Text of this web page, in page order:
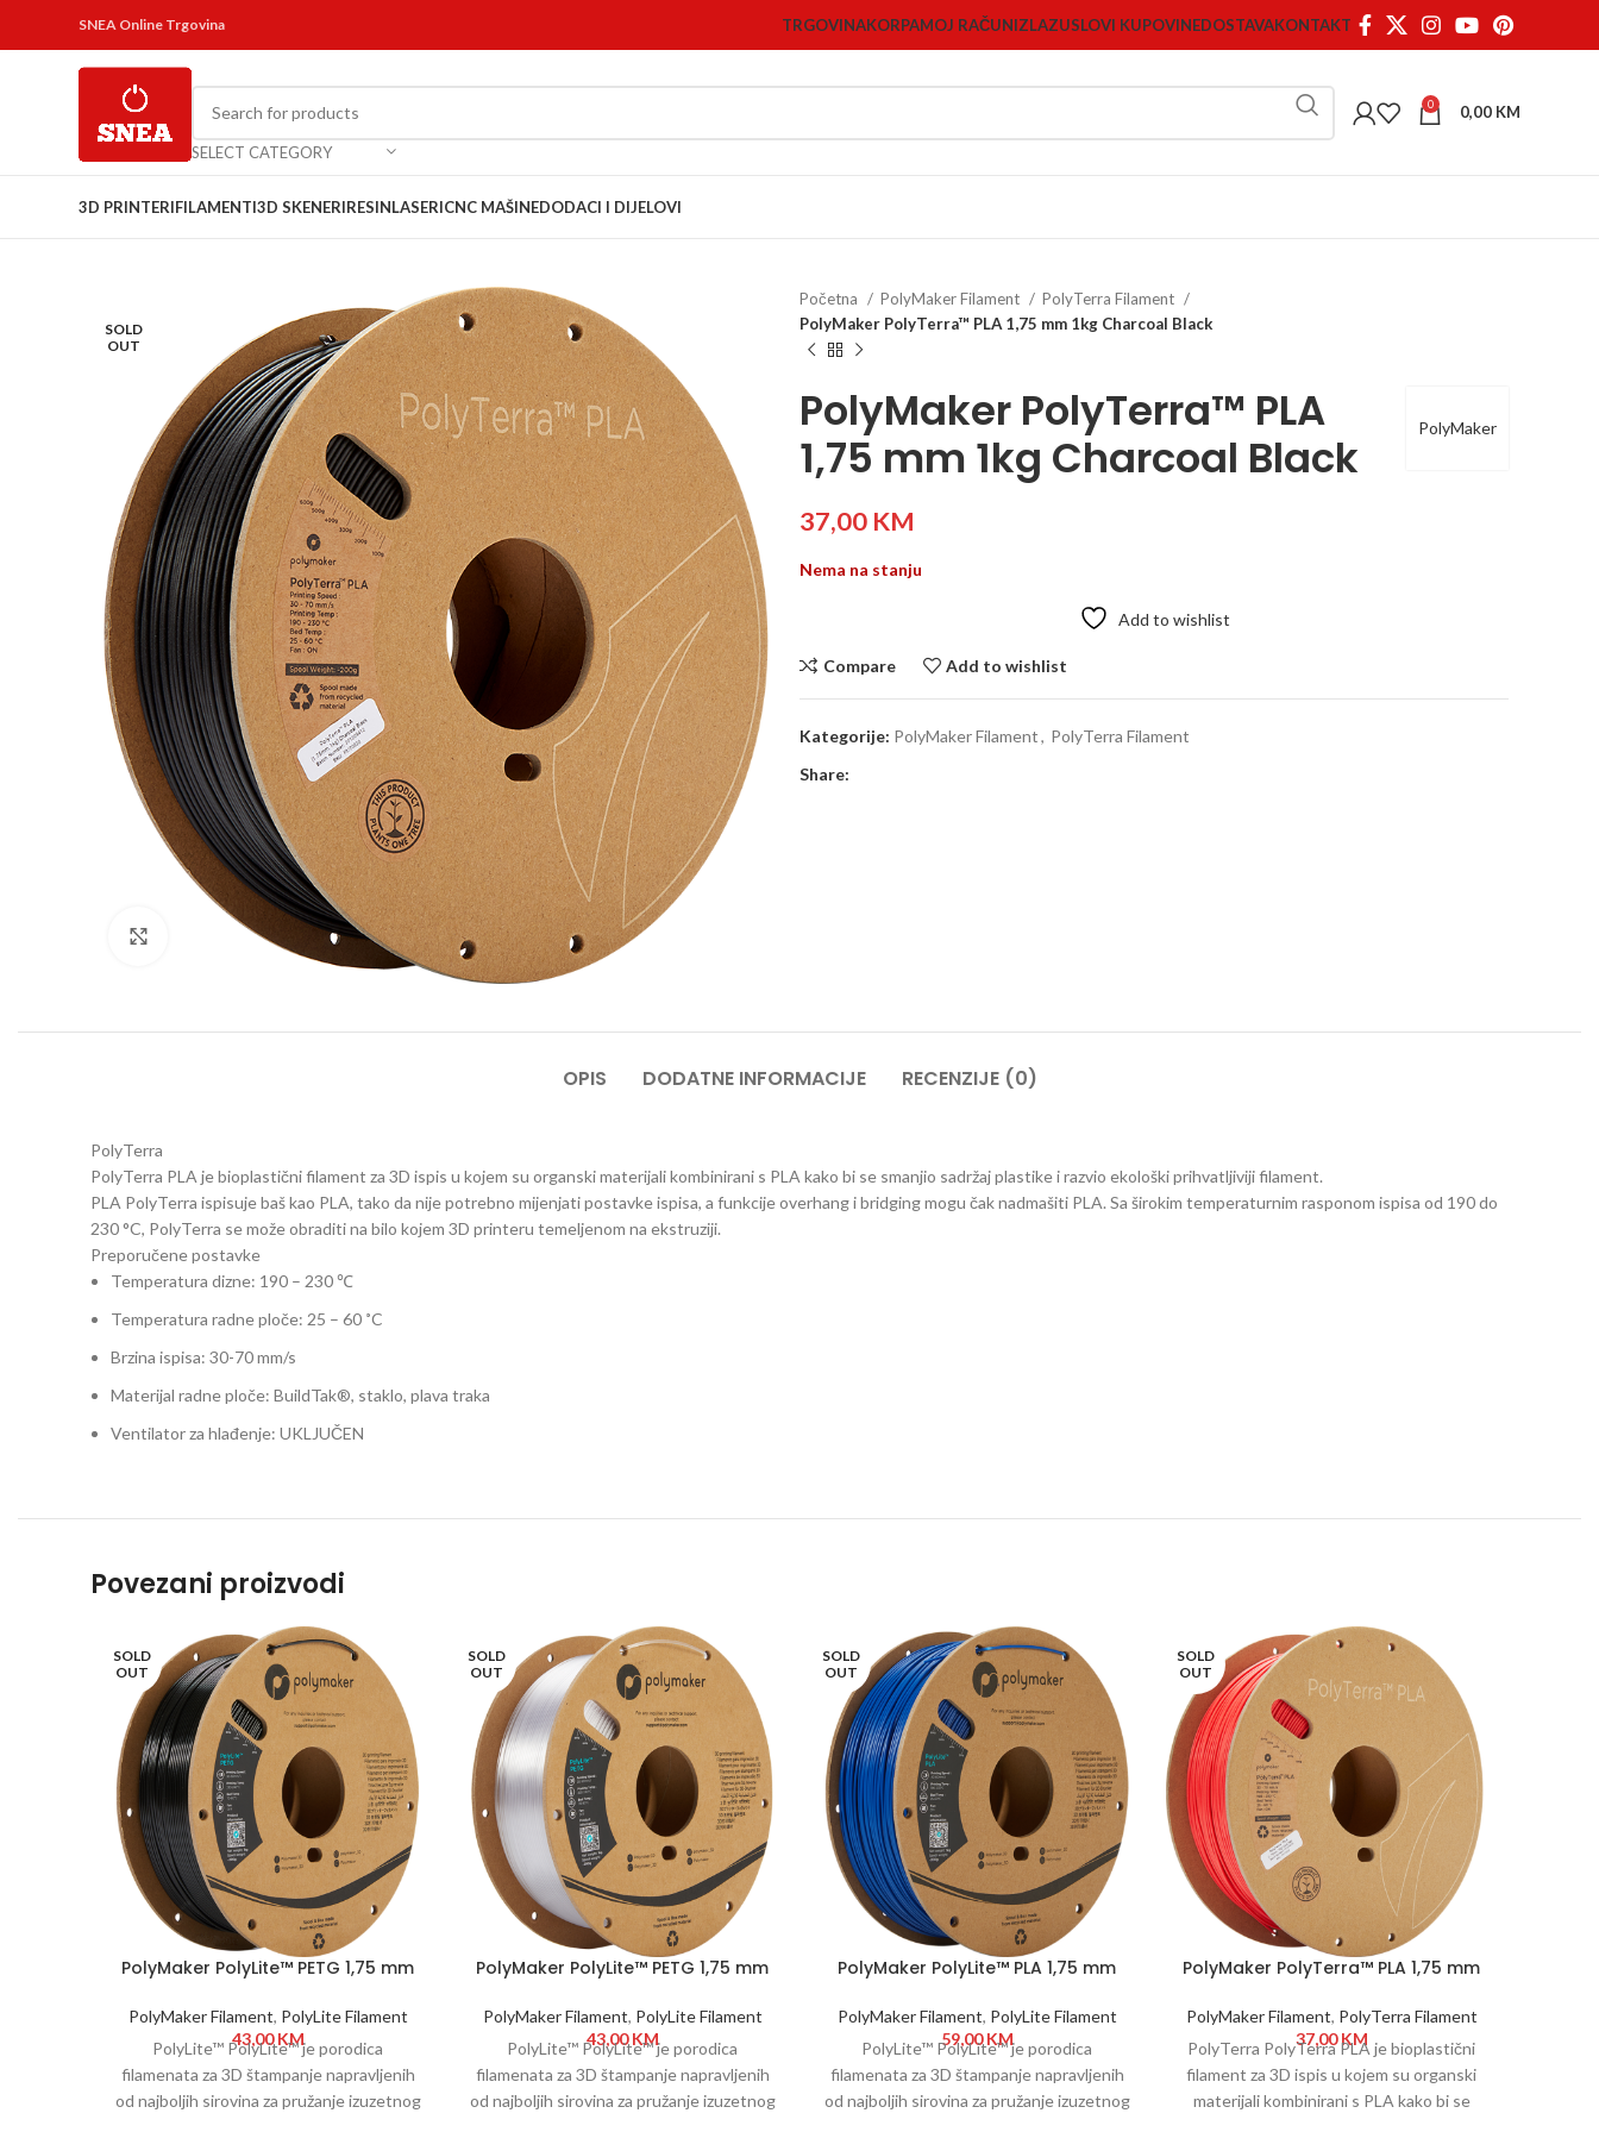
SNEA Online Trgovina TRGOVINAKORPAMOJ RAČUNIZLAZUSLOVI KUPOVINEDOSTAVAKONTAKT
SELECT CATEGORY
0 0,00 KM
3D PRINTERIFILAMENTI3D SKENERIRESINLASERICNC MAŠINEDODACI I DIJELOVI
SOLD
OUT
Click to enlarge
Početna PolyMaker Filament
PolyTerra Filament
PolyMaker PolyTerra™ PLA 1,75 mm 1kg Charcoal Black
PolyMaker
PolyMaker PolyTerra™ PLA
1,75 mm 1kg Charcoal Black
37,00 KM
Nema na stanju
Add to wishlist
Compare Add to wishlist
Kategorije: PolyMaker Filament, PolyTerra Filament
Share:
OPIS DODATNE INFORMACIJE RECENZIJE (0)
PolyTerra
PolyTerra PLA je bioplastični filament za 3D ispis u kojem su organski materijali kombinirani s PLA kako bi se smanjio sadržaj plastike i razvio ekološki prihvatljiviji filament.
PLA PolyTerra ispisuje baš kao PLA, tako da nije potrebno mijenjati postavke ispisa, a funkcije overhang i bridging mogu čak nadmašiti PLA. Sa širokim temperaturnim rasponom ispisa od 190 do
230 °C, PolyTerra se može obraditi na bilo kojem 3D printeru temeljenom na ekstruziji.
Preporučene postavke
Temperatura dizne: 190 – 230 ℃
Temperatura radne ploče: 25 – 60 ˚C
Brzina ispisa: 30-70 mm/s
Materijal radne ploče: BuildTak®, staklo, plava traka
Ventilator za hlađenje: UKLJUČEN
Povezani proizvodi
SOLD
OUT
PolyMaker PolyLite™ PETG 1,75 mm
PolyMaker Filament, PolyLite Filament
43,00KM
PolyLite™ PolyLite™ je porodica
filamenata za 3D štampanje napravljenih
od najboljih sirovina za pružanje izuzetnog
SOLD
OUT
PolyMaker PolyLite™ PETG 1,75 mm
PolyMaker Filament, PolyLite Filament
43,00KM
PolyLite™ PolyLite™ je porodica
filamenata za 3D štampanje napravljenih
od najboljih sirovina za pružanje izuzetnog
SOLD
OUT
PolyMaker PolyLite™ PLA 1,75 mm
PolyMaker Filament, PolyLite Filament
59,00KM
PolyLite™ PolyLite™ je porodica
filamenata za 3D štampanje napravljenih
od najboljih sirovina za pružanje izuzetnog
SOLD
OUT
PolyMaker PolyTerra™ PLA 1,75 mm
PolyMaker Filament, PolyTerra Filament
37,00KM
PolyTerra PolyTerra PLA je bioplastični
filament za 3D ispis u kojem su organski
materijali kombinirani s PLA kako bi se